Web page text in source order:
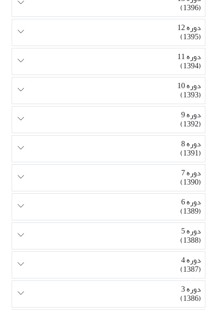
(1396)
دوره 12
(1395)
دوره 11
(1394)
دوره 10
(1393)
دوره 9
(1392)
دوره 8
(1391)
دوره 7
(1390)
دوره 6
(1389)
دوره 5
(1388)
دوره 4
(1387)
دوره 3
(1386)